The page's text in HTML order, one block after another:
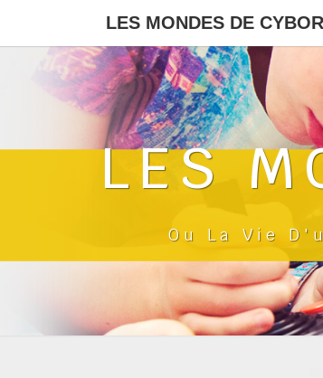
LES MONDES DE
LES
Ou La Vie